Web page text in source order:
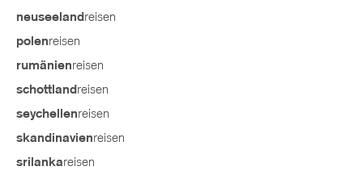
neuseeland reisen
polenreisen
rumänienreisen
schottland reisen
seychellenreisen
skandinavienreisen
srilankareisen